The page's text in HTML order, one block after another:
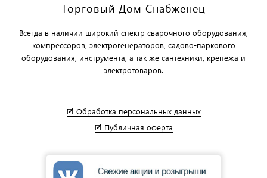
Торговый Дом Снабженец
Всегда в наличии широкий спектр сварочного оборудования,
компрессоров, электрогенераторов, садово-паркового
оборудования, инструмента, а так же сантехники, крепежа и
электротоваров.
🗹 Обработка персональных данных
🗹 Публичная оферта